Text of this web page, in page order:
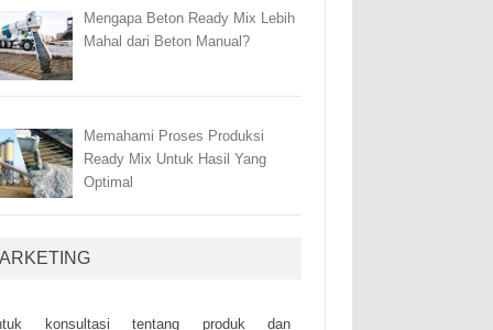
Mengapa Beton Ready Mix Lebih
Mahal dari Beton Manual?
Memahami Proses Produksi
Ready Mix Untuk Hasil Yang
Optimal
kоnsultаsі tеntаng рrоduk dаn